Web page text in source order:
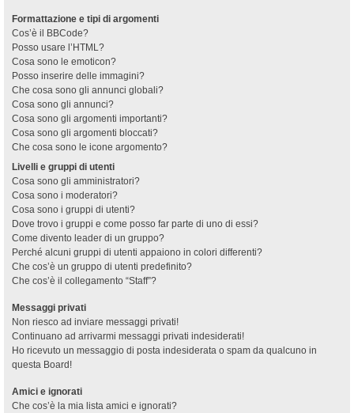
Formattazione e tipi di argomenti
Cos’è il BBCode?
Posso usare l’HTML?
Cosa sono le emoticon?
Posso inserire delle immagini?
Che cosa sono gli annunci globali?
Cosa sono gli annunci?
Cosa sono gli argomenti importanti?
Cosa sono gli argomenti bloccati?
Che cosa sono le icone argomento?
Livelli e gruppi di utenti
Cosa sono gli amministratori?
Cosa sono i moderatori?
Cosa sono i gruppi di utenti?
Dove trovo i gruppi e come posso far parte di uno di essi?
Come divento leader di un gruppo?
Perché alcuni gruppi di utenti appaiono in colori differenti?
Che cos’è un gruppo di utenti predefinito?
Che cos’è il collegamento “Staff”?
Messaggi privati
Non riesco ad inviare messaggi privati!
Continuano ad arrivarmi messaggi privati indesiderati!
Ho ricevuto un messaggio di posta indesiderata o spam da qualcuno in
questa Board!
Amici e ignorati
Che cos’è la mia lista amici e ignorati?